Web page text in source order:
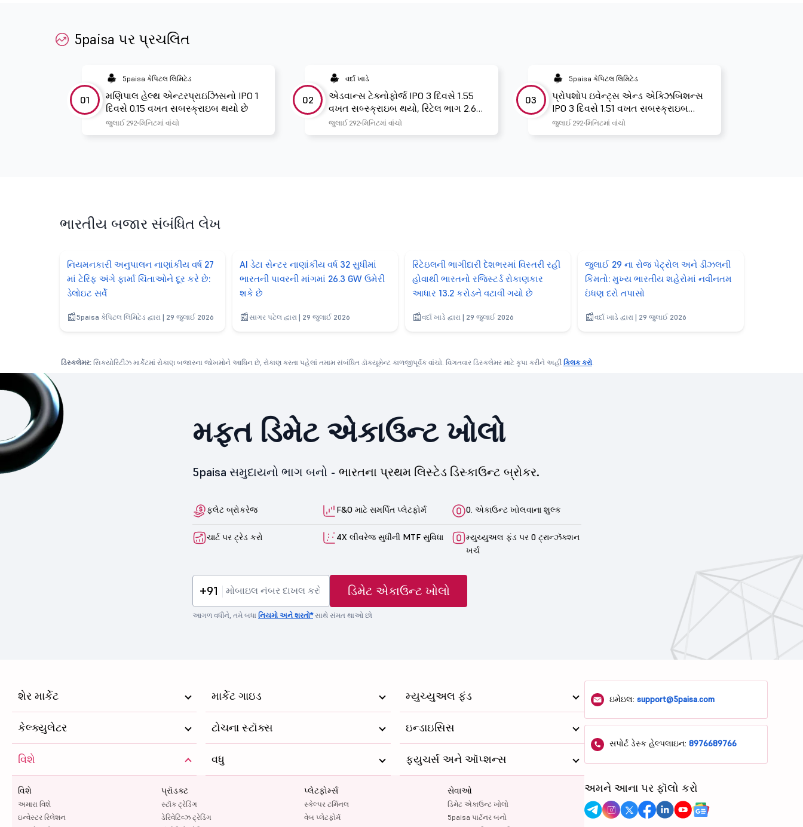
5paisa પર પ્રચલિત
01
5paisa કેપિટલ લિમિટેડ
મણિપાલ હેલ્થ એન્ટરપ્રાઇઝિસનો IPO 1
દિવસે 0.15 વખત સબસ્ક્રાઇબ થયો છે
જુલાઈ 292 મિનિટમાં વાંચો
02
વર્દા ખાડે
એડવાન્સ ટેક્નોફોર્જ IPO 3 દિવસે 1.55
વખત સબ્સ્ક્રાઇબ થયો, રિટેલ ભાગ 2.67
વખત બુક થયો
જુલાઈ 292 મિનિટમાં વાંચો
03
5paisa કેપિટલ લિમિટેડ
પ્રોપશોપ ઇવેન્ટ્સ એન્ડ એક્ઝિબિશન્સ
IPO 3 દિવસે 1.51 વખત સબસ્ક્રાઇબ
કરવામાં આવ્યો છે
જુલાઈ 292 મિનિટમાં વાંચો
ભારતીય બજાર સંબંધિત લેખ
નિયમનકારી અનુપાલન નાણાંકીય વર્ષ 27
માં ટેરિફ અંગે ફાર્મા ચિંતાઓને દૂર કરે છે:
ડેલોઇટ સર્વે
5paisa કેપિટલ લિમિટેડ દ્વારા | 29 જુલાઈ 2026
AI ડેટા સેન્ટર નાણાંકીય વર્ષ 32 સુધીમાં
ભારતની પાવરની માંગમાં 26.3 GW ઉમેરી
શકે છે
સાગર પટેલ દ્વારા | 29 જુલાઈ 2026
રિટેઇલની ભાગીદારી દેશભરમાં વિસ્તરી રહી
હોવાથી ભારતનો રજિસ્ટર્ડ રોકાણકાર
આધાર 13.2 કરોડને વટાવી ગયો છે
વર્દા ખાડે દ્વારા | 29 જુલાઈ 2026
જુલાઈ 29 ના રોજ પેટ્રોલ અને ડીઝલની
કિંમતો: મુખ્ય ભારતીય શહેરોમાં નવીનતમ
ઇંધણ દરો તપાસો
વર્દા ખાડે દ્વારા | 29 જુલાઈ 2026
ડિસ્ક્લેમર: સિક્યોરિટીઝ માર્કેટમાં રોકાણ બજારના જોખમોને આધિન છે, રોકાણ કરતા પહેલાં તમામ સંબંધિત ડૉક્યૂમેન્ટ કાળજીપૂર્વક વાંચો. વિગતવાર ડિસ્ક્લેમર માટે કૃપા કરીને અહીં ક્લિક કરો
મફત ડિમેટ એકાઉન્ટ ખોલો
5paisa સમુદાયનો ભાગ બનો - ભારતના પ્રથમ લિસ્ટેડ ડિસ્કાઉન્ટ બ્રોકર.
ફ્લેટ બ્રોકરેજ F&O માટે સમર્પિત પ્લેટફોર્મ 0. એકાઉન્ટ ખોલવાના શુલ્ક
ચાર્ટ પર ટ્રેડ કરો 4X લીવરેજ સુધીની MTF સુવિધા
મ્યુચ્યુઅલ ફંડ પર 0 ટ્રાન્ઝૅક્શન
ખર્ચ
+91 ડિમેટ એકાઉન્ટ ખોલો
આગળ વધીને, તમે બધા નિયમો અને શરતો*સાથે સંમત થાઓ છો
શેર માર્કેટ માર્કેટ ગાઇડ મ્યુચ્યુઅલ ફંડ
કેલ્ક્યુલેટર ટોચના સ્ટૉક્સ ઇન્ડાઇસિસ
વિશે
વિશે
અમારા વિશે
ઇન્વેસ્ટર રિલેશન
પ્રૉડક્ટ
સ્ટૉક ટ્રેડિંગ
ડેરિવેટિવ્ઝ ટ્રેડિંગ
પ્લેટફોર્મ્સ
સ્કેલ્પર ટર્મિનલ
વેબ પ્લેટફોર્મ
સેવાઓ
ડિમેટ એકાઉન્ટ ખોલો
5paisa પાર્ટનર બનો
વધુ ફ્યુચર્સ અને ઑપ્શન્સ
ઇમેઇલ:support@5paisa.com
સપોર્ટ ડેસ્ક હેલ્પલાઇન:8976689766
અમને આના પર ફૉલો કરો